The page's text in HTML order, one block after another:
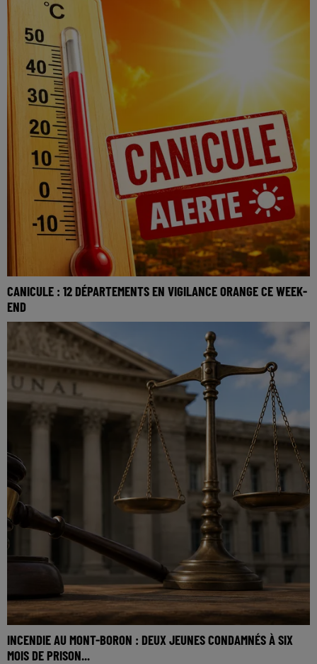
CANICULE : 12 DÉPARTEMENTS EN VIGILANCE ORANGE CE WEEK-
END
INCENDIE AU MONT-BORON : DEUX JEUNES CONDAMNÉS À SIX
MOIS DE PRISON...